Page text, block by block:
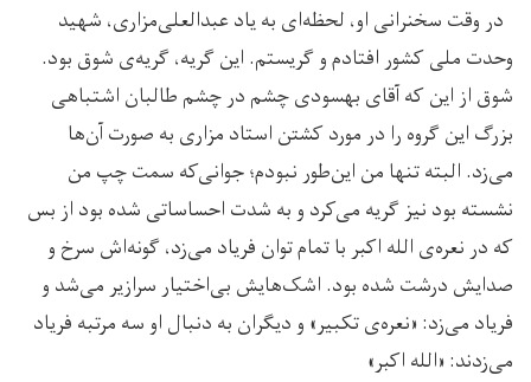
در وقت سخنرانی او، لحظه‌ای به یاد عبدالعلی‌مزاری، شهید
وحدت ملی کشور افتادم و گریستم. این گریه، گریه‌ی شوق بود.
شوق از این که آقای بهسودی چشم در چشم طالبان اشتباهی
بزرگ این گروه را در مورد کشتن استاد مزاری به صورت آن‌ها
می‌زد. البته تنها من این‌طور نبودم؛ جوانی‌که سمت چپ من
نشسته بود نیز گریه می‌کرد و به شدت احساساتی شده بود از بس
که در نعره‌ی الله اکبر با تمام توان فریاد می‌زد، گونه‌اش سرخ و
صدایش درشت شده بود. اشک‌هایش بی‌اختیار سرازیر می‌شد و
فریاد می‌زد: «نعره‌ی تکبیر» و دیگران به دنبال او سه مرتبه فریاد
می‌زدند: «الله‌ اکبر»